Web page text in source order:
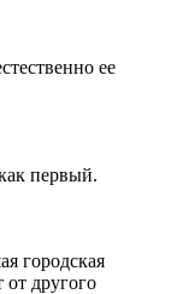
ее
первый.
городская
другого